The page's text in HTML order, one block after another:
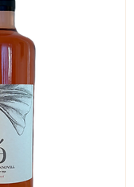
€
p
a
r
1
0
0
M
i
l